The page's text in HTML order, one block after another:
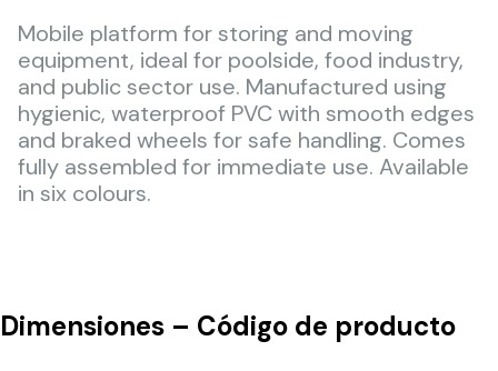
Mobile platform for storing and moving
equipment, ideal for poolside, food industry,
and public sector use. Manufactured using
hygienic, waterproof PVC with smooth edges
and braked wheels for safe handling. Comes
fully assembled for immediate use. Available
in six colours.
Dimensiones – Código de producto